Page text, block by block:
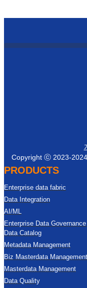
Copyright ⓒ 2023-2024
PRODUCTS
Enterprise data fabric
Data Integration
AI/ML
Enterprise Data
Data Catalog
Metadata Management
Biz Masterdata Management
Masterdata Management
Data Quality